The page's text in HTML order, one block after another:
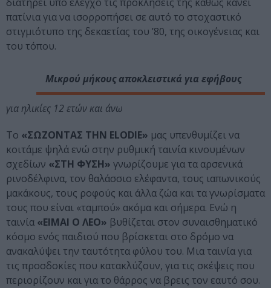
πατίνια για να ισορροπήσει σε αυτό το στοχαστικό
στιγμιότυπο της δεκαετίας του ’80, της οικογένειας και
του τόπου.
Μικρού μήκους αποκλειστικά για εφήβους
για ηλικίες 12 ετών και άνω
Το «ΣΩΖΟΝΤΑΣ ΤΗΝ ELODIE» μας υπενθυμίζει να
κοιτάμε ψηλά ενώ στην ρυθμική ταινία κινουμένων
σχεδίων «ΣΤΗ ΦΥΣΗ» γνωρίζουμε για τα αρσενικά
ρινοδέλφινα, τον θαλάσσιο ελέφαντα, τους ιαπωνικούς
μακάκους, τους ροφούς και άλλα ζώα και τα γνωρίσματα
τους που είναι «ταμπού» ακόμα και σήμερα. Ενώ η
ταινία «ΕΙΜΑΙ Ο ΛΕΟ» βυθίζεται στον συναισθηματικό
κόσμο ενός παιδιού που βρίσκεται στο δρόμο να
ανακαλύψει την ταυτότητα φύλου του. Μια ταινία για
τις προσδοκίες που κατακλύζουν, για τις σκέψεις που
περιορίζουν και για το θάρρος να βρεις τον εαυτό σου.